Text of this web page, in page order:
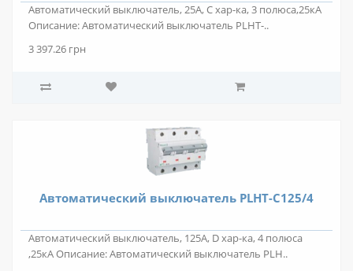
Автоматический выключатель, 25А, С хар-ка, 3 полюса,25кА
Описание: Автоматический выключатель PLHT-..
3 397.26 грн
Автоматический выключатель PLHT-C125/4
Автоматический выключатель, 125А, D хар-ка, 4 полюса
,25кА Описание: Автоматический выключатель PLH..